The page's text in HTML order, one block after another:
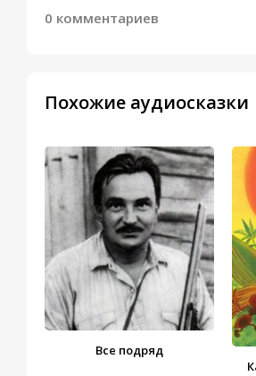
0 комментариев
Похожие аудиосказки
Все подряд